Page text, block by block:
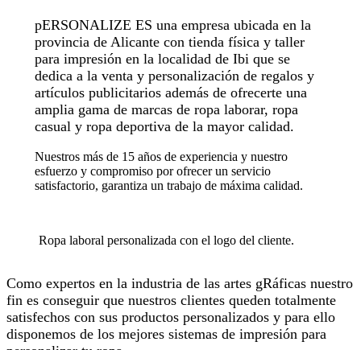
pERSONALIZE ES una empresa ubicada en la
provincia de Alicante con tienda física y taller
para impresión en la localidad de Ibi que se
dedica a la venta y personalización de regalos y
artículos publicitarios además de ofrecerte una
amplia gama de marcas de ropa laborar, ropa
casual y ropa deportiva de la mayor calidad.
Nuestros más de 15 años de experiencia y nuestro
esfuerzo y compromiso por ofrecer un servicio
satisfactorio, garantiza un trabajo de máxima calidad.
Ropa laboral personalizada con el logo del cliente.
Como expertos en la industria de las artes gRáficas nuestro
fin es conseguir que nuestros clientes queden totalmente
satisfechos con sus productos personalizados y para ello
disponemos de los mejores sistemas de impresión para